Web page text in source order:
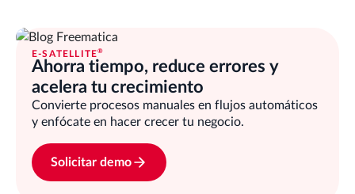
E-SATELLITE®
Ahorra tiempo, reduce errores y
acelera tu crecimiento
Convierte procesos manuales en flujos automáticos
y enfócate en hacer crecer tu negocio.
Solicitar demo